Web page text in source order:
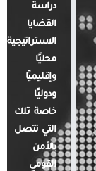
دراسة
القضايا
الاستراتيجية
محليًا
وإقليميًا
ودوليًا
خاصة تلك
التي تتصل
بالأمن
القومي